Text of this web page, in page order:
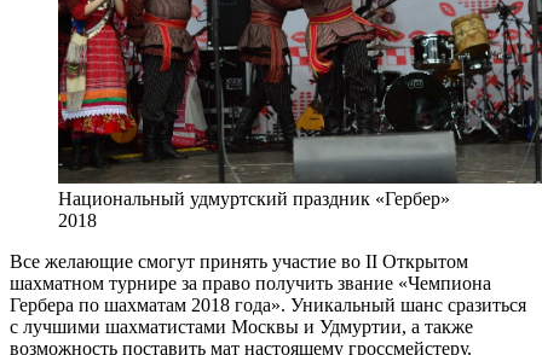
Национальный удмуртский праздник «Гербер»
2018
Все желающие смогут принять участие во II Открытом
шахматном турнире за право получить звание «Чемпиона
Гербера по шахматам 2018 года». Уникальный шанс сразиться
с лучшими шахматистами Москвы и Удмуртии, а также
возможность поставить мат настоящему гроссмейстеру.